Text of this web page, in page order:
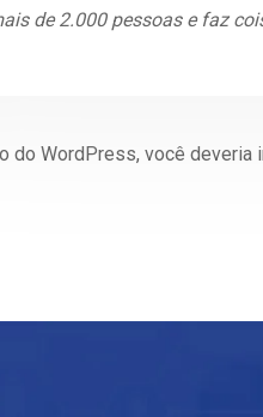
de 2.000 pessoas e faz
do WordPress, você deveria